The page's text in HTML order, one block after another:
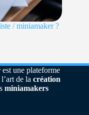
/ miniamaker ?
est une plateforme
l’art de lacréation
miniamakers